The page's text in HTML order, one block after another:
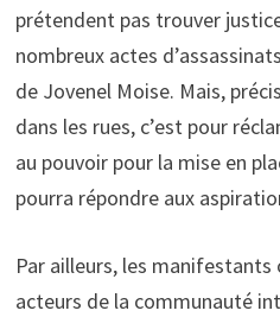
prétendent pas trouver
nombreux actes
de Jovenel Moise. Mais,
dans les rues, c’est pour
au pouvoir pour la mise en
pourra répondre aux
Par ailleurs, les manifestants
acteurs de la communauté